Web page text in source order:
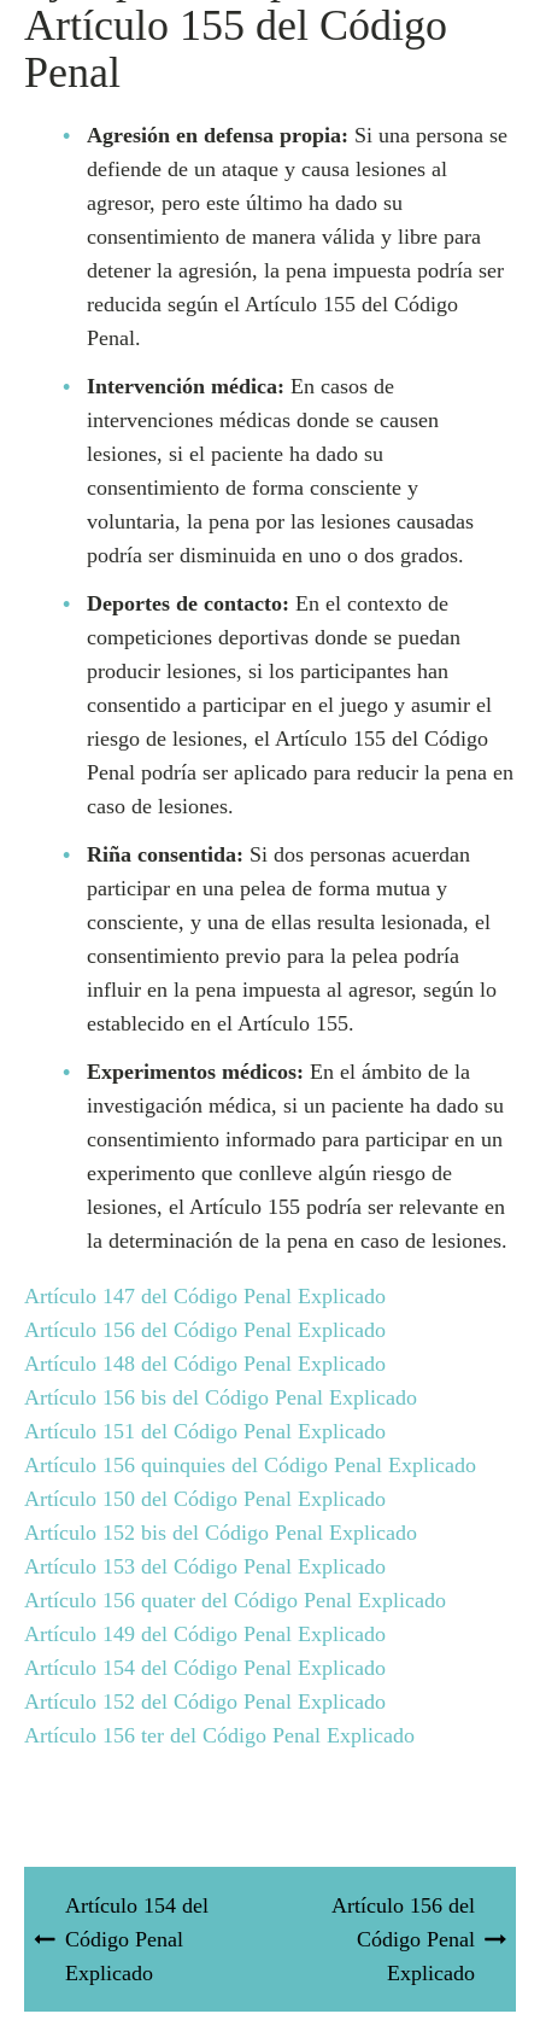
Artículo 155 del Código
Penal
Agresión en defensa propia: Si una persona se
defiende de un ataque y causa lesiones al
agresor, pero este último ha dado su
consentimiento de manera válida y libre para
detener la agresión, la pena impuesta podría ser
reducida según el Artículo 155 del Código
Penal.
Intervención médica: En casos de
intervenciones médicas donde se causen
lesiones, si el paciente ha dado su
consentimiento de forma consciente y
voluntaria, la pena por las lesiones causadas
podría ser disminuida en uno o dos grados.
Deportes de contacto: En el contexto de
competiciones deportivas donde se puedan
producir lesiones, si los participantes han
consentido a participar en el juego y asumir el
riesgo de lesiones, el Artículo 155 del Código
Penal podría ser aplicado para reducir la pena en
caso de lesiones.
Riña consentida: Si dos personas acuerdan
participar en una pelea de forma mutua y
consciente, y una de ellas resulta lesionada, el
consentimiento previo para la pelea podría
influir en la pena impuesta al agresor, según lo
establecido en el Artículo 155.
Experimentos médicos: En el ámbito de la
investigación médica, si un paciente ha dado su
consentimiento informado para participar en un
experimento que conlleve algún riesgo de
lesiones, el Artículo 155 podría ser relevante en
la determinación de la pena en caso de lesiones.
Artículo 147 del Código Penal Explicado
Artículo 156 del Código Penal Explicado
Artículo 148 del Código Penal Explicado
Artículo 156 bis del Código Penal Explicado
Artículo 151 del Código Penal Explicado
Artículo 156 quinquies del Código Penal Explicado
Artículo 150 del Código Penal Explicado
Artículo 152 bis del Código Penal Explicado
Artículo 153 del Código Penal Explicado
Artículo 156 quater del Código Penal Explicado
Artículo 149 del Código Penal Explicado
Artículo 154 del Código Penal Explicado
Artículo 152 del Código Penal Explicado
Artículo 156 ter del Código Penal Explicado
Artículo 154 del
Código Penal
Explicado
Artículo 156 del
Código Penal
Explicado